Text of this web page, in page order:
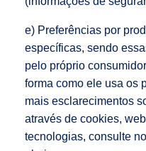
e) Preferências por
específicas, sendo
pelo próprio
forma como ele usa os
mais esclarecimentos
através de cookies,
tecnologias, consulte